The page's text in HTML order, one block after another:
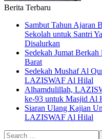
Berita Terbaru
Sambut Tahun Ajaran
Sekolah untuk Santri
Disalurkan
Sedekah Jumat
Barat
Sedekah Mushaf Al
LAZISWAF Al Hilal
Alhamdulillah,
ke-93 untuk Masjid Al
Siaran Ulang Kajian
LAZISWAF Al Hilal